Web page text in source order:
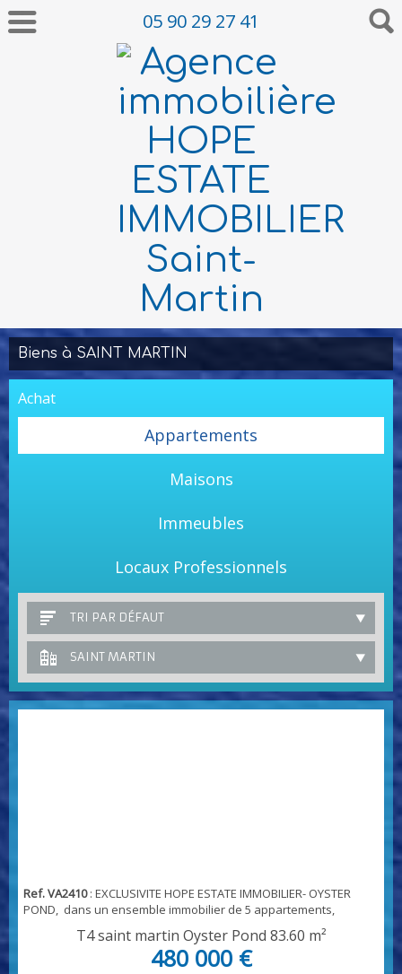
05 90 29 27 41
Biens à SAINT MARTIN
Achat
Appartements
Maisons
Immeubles
Locaux Professionnels
TRI PAR DÉFAUT
SAINT MARTIN
Ref. VA2410: EXCLUSIVITE HOPE ESTATE IMMOBILIER- OYSTER
POND, dans un ensemble immobilier de 5 appartements,
commission à la charge du locataire au dernier étage de la
résidence, avec vue panoramique sur la baie d'Oyster Pond -
T4 saint martin Oyster Pond 83.60 m²
480 000 €